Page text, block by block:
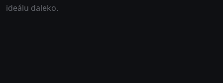
ideálu daleko.